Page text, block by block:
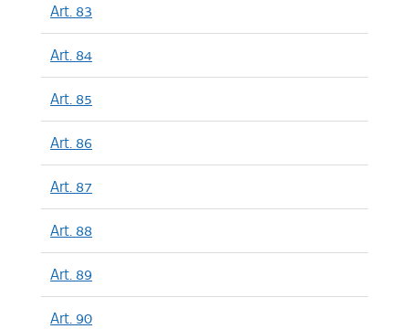
Art. 83
Art. 84
Art. 85
Art. 86
Art. 87
Art. 88
Art. 89
Art. 90